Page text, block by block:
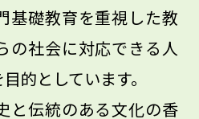
基礎教育を重視した教
の社会に対応できる人
的としています。
と伝統のある文化の香